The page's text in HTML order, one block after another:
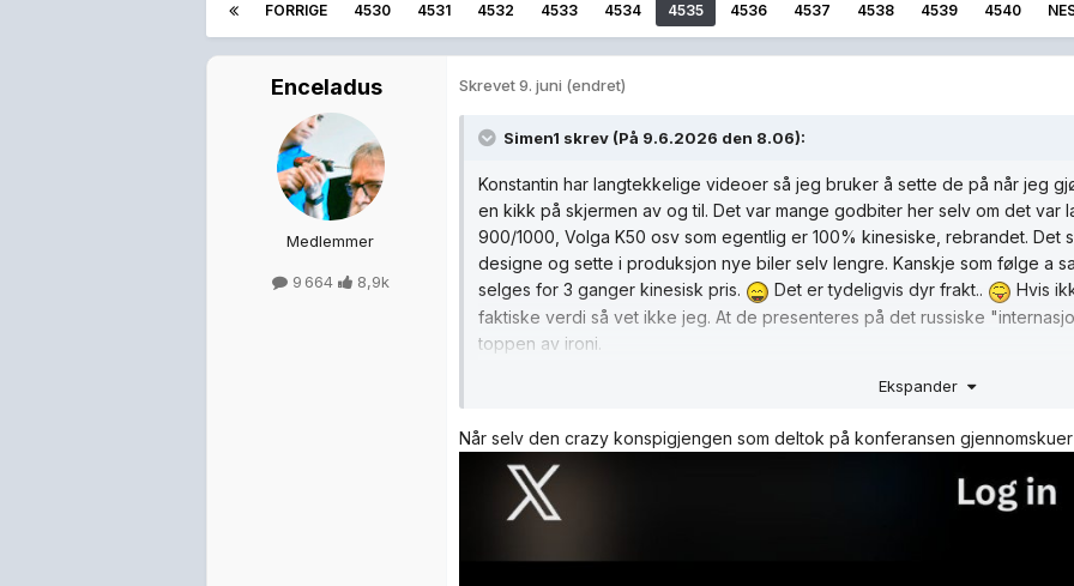
FORRIGE 4530 4531 4532 4533 4534 4535 4536 4537 4538 4539 4540
Enceladus
Medlemmer
9 664 8,9k
Skrevet9. juni (endret)
Simen1 skrev (På 9.6.2026 den 8.06):
Konstantin har langtekkelige videoer så jeg bruker å sette de på når jeg
en kikk på skjermen av og til. Det var mange godbiter her selv om det var
900/1000, Volga K50 osv som egentlig er 100% kinesiske, rebrandet. Det
designe og sette i produksjon nye biler selv lengre. Kanskje som følge a
selges for 3 ganger kinesisk pris.
Det er tydeligvis dyr frakt..
Hvis
faktiske verdi så vet ikke jeg. At de presenteres på det russiske
toppen av ironi.
Videre er det jo komisk når finansministeren opptrer dette russiske
skatteinnektene stypte med 20-22% til tross for at skattesatsene økte
mindre å skatte av. Finansministeren må jo framstå som en klovn og
store sprik mellom tall og det som sies.
Ekspander
Når selv den crazy konspigjengen som deltok på konferansen